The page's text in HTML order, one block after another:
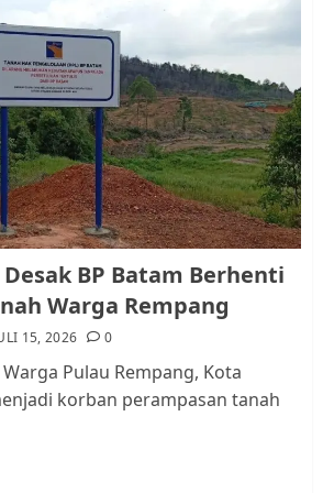
Pemko Batam Tegaskan RT dan
RW bukan Petugas Pendataan
dan Pemungutan Pajak
AGUSTUS 1, 2026 0
Kader Pajak jadi Penghubung
Pemerintah dan Masyarakat di
Lingkungan RT/RW
AGUSTUS 1, 2026
BP Batam Berhenti
Warga Rempang
15, 2026 0
Warga Pulau Rempang, Kota
korban perampasan tanah